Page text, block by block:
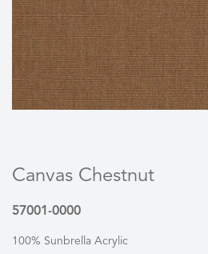
Canvas Chestnut
57001-0000
100% Sunbrella Acrylic